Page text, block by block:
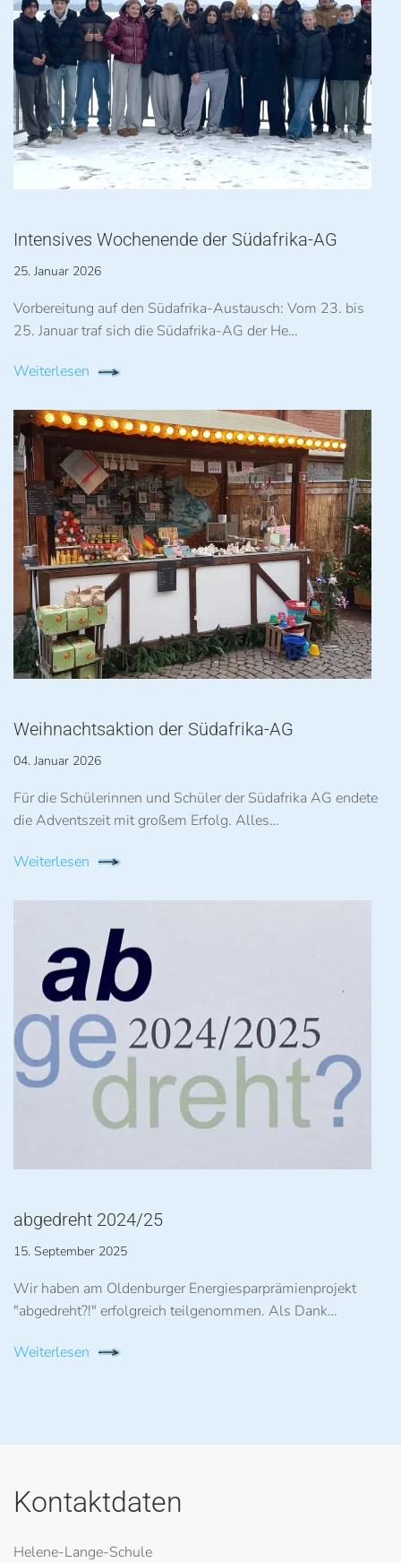
Intensives Wochenende der Südafrika-AG
25. Januar 2026
Vorbereitung auf den Südafrika-Austausch: Vom 23. bis
25. Januar traf sich die Südafrika-AG der He…
Weiterlesen
Weihnachtsaktion der Südafrika-AG
04. Januar 2026
Für die Schülerinnen und Schüler der Südafrika AG endete
die Adventszeit mit großem Erfolg. Alles…
Weiterlesen
abgedreht 2024/25
15. September 2025
Wir haben am Oldenburger Energiesparprämienprojekt
"abgedreht?!" erfolgreich teilgenommen. Als Dank…
Weiterlesen
Kontaktdaten
Helene-Lange-Schule